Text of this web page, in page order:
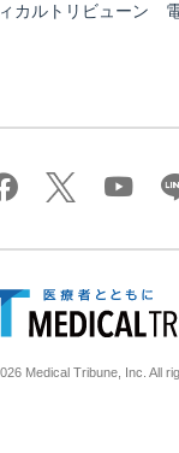
カルトリビューン
Medical Tribune, Inc. All